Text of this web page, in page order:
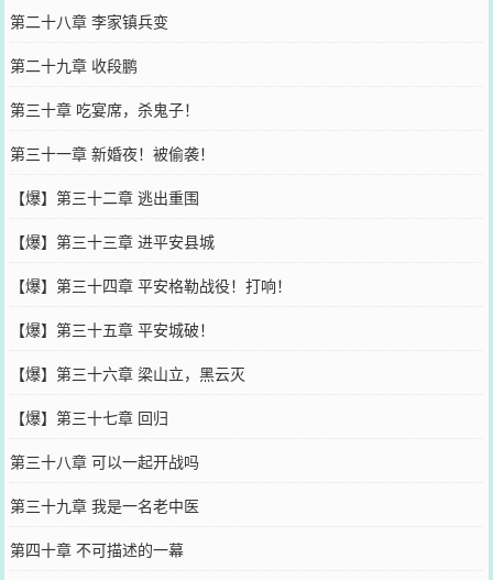
第二十八章 李家镇兵变
第二十九章 收段鹏
第三十章 吃宴席，杀鬼子！
第三十一章 新婚夜！被偷袭！
【爆】第三十二章 逃出重围
【爆】第三十三章 进平安县城
【爆】第三十四章 平安格勒战役！打响！
【爆】第三十五章 平安城破！
【爆】第三十六章 梁山立，黑云灭
【爆】第三十七章 回归
第三十八章 可以一起开战吗
第三十九章 我是一名老中医
第四十章 不可描述的一幕